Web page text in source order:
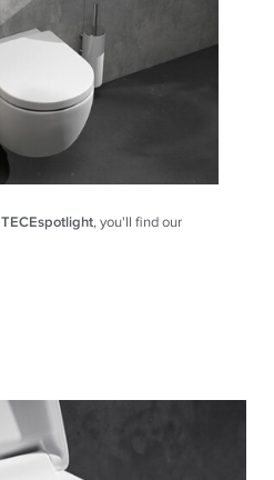
TECEspotlight, you'll find our